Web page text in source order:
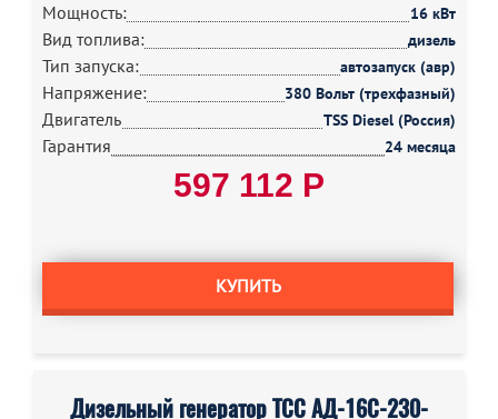
Мощность:
16 кВт
Вид топлива: дизель
Тип запуска: автозапуск (авр)
Напряжение: 380 Вольт (трехфазный)
Двигатель TSS Diesel (Россия)
Гарантия 24 месяца
597 112 Р
КУПИТЬ
Дизельный генератор ТСС АД-16С-230-